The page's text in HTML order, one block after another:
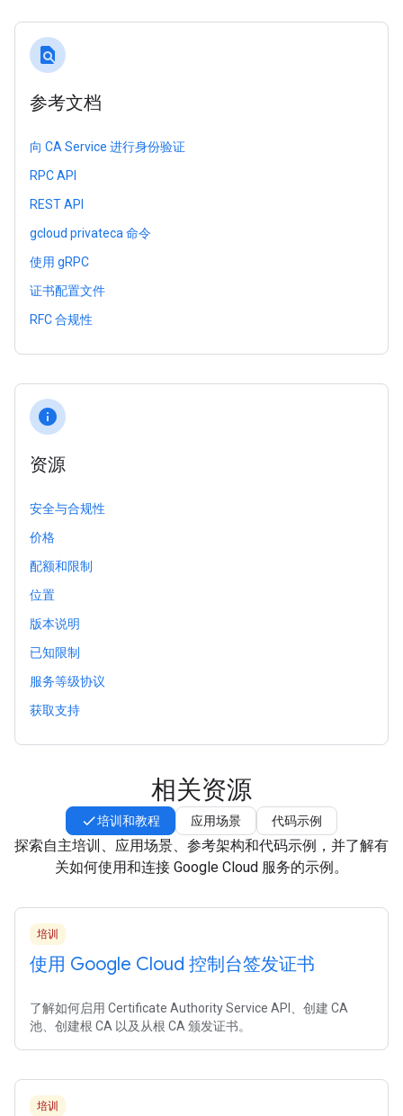
find_in_page
参考文档
向 CA Service 进行身份验证
RPC API
REST API
gcloud privateca 命令
使用 gRPC
证书配置文件
RFC 合规性
info
资源
安全与合规性
价格
配额和限制
位置
版本说明
已知限制
服务等级协议
获取支持
相关资源
培训和教程 应用场景 代码示例
探索自主培训、应用场景、参考架构和代码示例，并了解有
关如何使用和连接 Google Cloud 服务的示例。
培训
使用 Google Cloud 控制台签发证书
了解如何启用 Certificate Authority Service API、创建 CA
池、创建根 CA 以及从根 CA 颁发证书。
培训